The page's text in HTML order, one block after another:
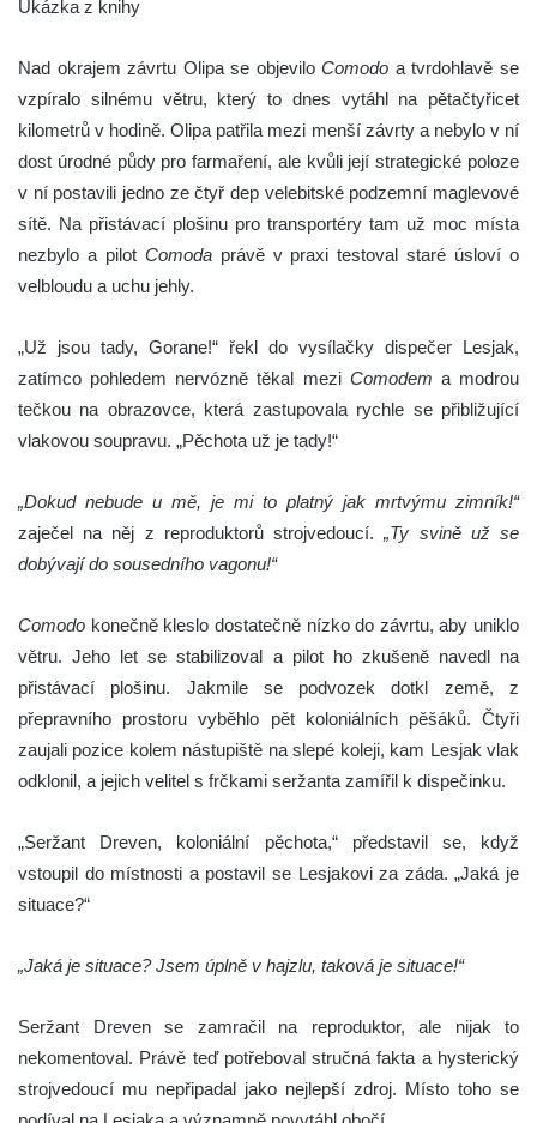
Ukázka z knihy
Nad okrajem závrtu Olipa se objeviloComodo a tvrdohlavě se
vzpíralo silnému větru, který to dnes vytáhl na pětačtyřicet
kilometrů v hodině. Olipa patřila mezi menší závrty a nebylo v ní
dost úrodné půdy pro farmaření, ale kvůli její strategické poloze
v ní postavili jedno ze čtyř dep velebitské podzemní maglevové
sítě. Na přistávací plošinu pro transportéry tam už moc místa
nezbylo a pilot Comodaprávě v praxi testoval staré úsloví o
velbloudu a uchu jehly.
„Už jsou tady, Gorane!“ řekl do vysílačky dispečer Lesjak,
zatímco pohledem nervózně těkal mezi Comodem a modrou
tečkou na obrazovce, která zastupovala rychle se přibližující
vlakovou soupravu. „Pěchota už je tady!“
„Dokud nebude u mě, je mi to platný jak mrtvýmu zimník!“
zaječel na něj z reproduktorů strojvedoucí.„Ty svině už se
dobývají do sousedního vagonu!“
Comodo konečně kleslo dostatečně nízko do závrtu, aby uniklo
větru. Jeho let se stabilizoval a pilot ho zkušeně navedl na
přistávací plošinu. Jakmile se podvozek dotkl země, z
přepravního prostoru vyběhlo pět koloniálních pěšáků. Čtyři
zaujali pozice kolem nástupiště na slepé koleji, kam Lesjak vlak
odklonil, a jejich velitel s frčkami seržanta zamířil k dispečinku.
„Seržant Dreven, koloniální pěchota,“ představil se, když
vstoupil do místnosti a postavil se Lesjakovi za záda. „Jaká je
situace?“
„Jaká je situace? Jsem úplně v hajzlu, taková je situace!“
Seržant Dreven se zamračil na reproduktor, ale nijak to
nekomentoval. Právě teď potřeboval stručná fakta a hysterický
strojvedoucí mu nepřipadal jako nejlepší zdroj. Místo toho se